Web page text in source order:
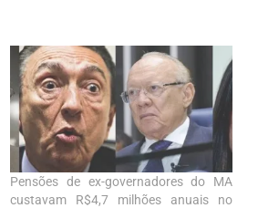
Pensões de ex-governadores do MA
custavam R$4,7 milhões anuais no